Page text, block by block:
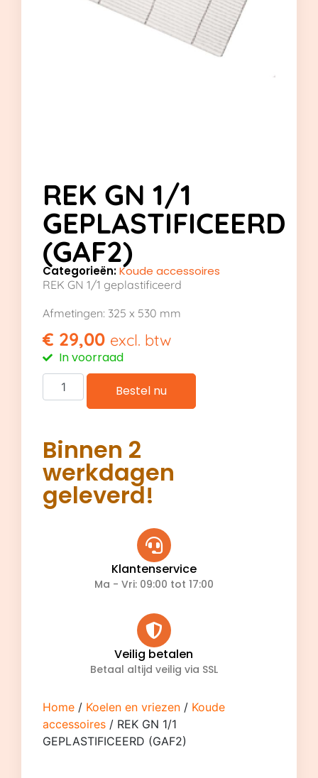
REK GN 1/1
GEPLASTIFICEERD
(GAF2)
Categorieën:Koude accessoires
REK GN 1/1 geplastificeerd
Afmetingen: 325 x 530 mm
€ 29,00 excl. btw
In voorraad
Bestel nu
Binnen 2
werkdagen
geleverd!
Klantenservice
Ma - Vri: 09:00 tot 17:00
Veilig betalen
Betaal altijd veilig via SSL
Home / Koelen en vriezen / Koude
accessoires / REK GN 1/1
GEPLASTIFICEERD (GAF2)